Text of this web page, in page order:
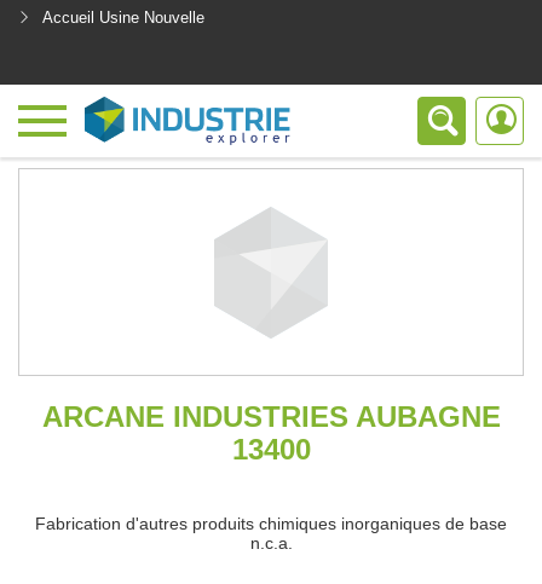
Accueil Usine Nouvelle
ARCANE INDUSTRIES AUBAGNE
13400
Fabrication d'autres produits chimiques inorganiques de base
n.c.a.